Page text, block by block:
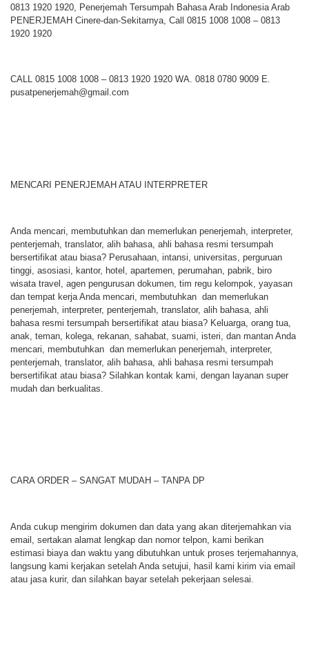
0813 1920 1920, Penerjemah Tersumpah Bahasa Arab Indonesia Arab
PENERJEMAH Cinere-dan-Sekitarnya, Call 0815 1008 1008 – 0813
1920 1920
CALL 0815 1008 1008 – 0813 1920 1920 WA. 0818 0780 9009 E.
pusatpenerjemah@gmail.com
MENCARI PENERJEMAH ATAU INTERPRETER
Anda mencari, membutuhkan dan memerlukan penerjemah, interpreter,
penterjemah, translator, alih bahasa, ahli bahasa resmi tersumpah
bersertifikat atau biasa? Perusahaan, intansi, universitas, perguruan
tinggi, asosiasi, kantor, hotel, apartemen, perumahan, pabrik, biro
wisata travel, agen pengurusan dokumen, tim regu kelompok, yayasan
dan tempat kerja Anda mencari, membutuhkan dan memerlukan
penerjemah, interpreter, penterjemah, translator, alih bahasa, ahli
bahasa resmi tersumpah bersertifikat atau biasa? Keluarga, orang tua,
anak, teman, kolega, rekanan, sahabat, suami, isteri, dan mantan Anda
mencari, membutuhkan dan memerlukan penerjemah, interpreter,
penterjemah, translator, alih bahasa, ahli bahasa resmi tersumpah
bersertifikat atau biasa? Silahkan kontak kami, dengan layanan super
mudah dan berkualitas.
CARA ORDER – SANGAT MUDAH – TANPA DP
Anda cukup mengirim dokumen dan data yang akan diterjemahkan via
email, sertakan alamat lengkap dan nomor telpon, kami berikan
estimasi biaya dan waktu yang dibutuhkan untuk proses terjemahannya,
langsung kami kerjakan setelah Anda setujui, hasil kami kirim via email
atau jasa kurir, dan silahkan bayar setelah pekerjaan selesai.